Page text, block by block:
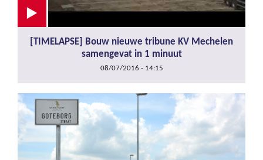
[TIMELAPSE] Bouw nieuwe tribune KV Mechelen
samengevat in 1 minuut
08/07/2016 - 14:15